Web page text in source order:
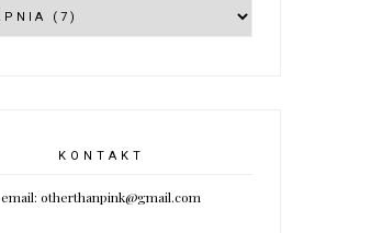
KONTAKT
email: otherthanpink@gmail.com